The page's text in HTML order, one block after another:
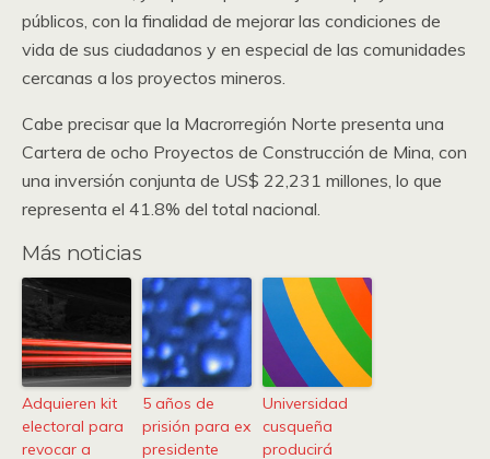
públicos, con la finalidad de mejorar las condiciones de
vida de sus ciudadanos y en especial de las comunidades
cercanas a los proyectos mineros.
Cabe precisar que la Macrorregión Norte presenta una
Cartera de ocho Proyectos de Construcción de Mina, con
una inversión conjunta de US$ 22,231 millones, lo que
representa el 41.8% del total nacional.
Más noticias
Adquieren kit
electoral para
revocar a
5 años de
prisión para ex
presidente
Universidad
cusqueña
producirá